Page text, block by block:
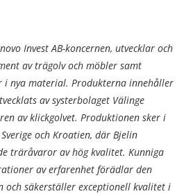
Invest AB-koncernen, utvecklar och
av trägolv och möbler samt
i nya material. Produkterna innehåller
av systerbolaget Välinge
av klickgolvet. Produktionen sker i
och Kroatien, där Bjelin
träråvaror av hög kvalitet. Kunniga
av erfarenhet förädlar den
och säkerställer exceptionell kvalitet i